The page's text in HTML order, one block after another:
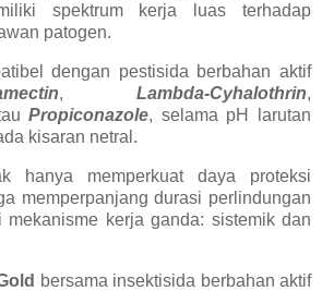
spektrum kerja luas terhadap
patogen.
dengan pestisida berbahan aktif
, Lambda-Cyhalothrin,
Propiconazole, selama pH larutan
kisaran netral.
hanya memperkuat daya proteksi
memperpanjang durasi perlindungan
kerja ganda: sistemik dan
bersama insektisida berbahan aktif